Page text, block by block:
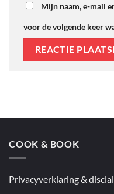
Mijn naam, e-mail
voor de volgende keer
COOK & BOOK
Privacyverklaring &